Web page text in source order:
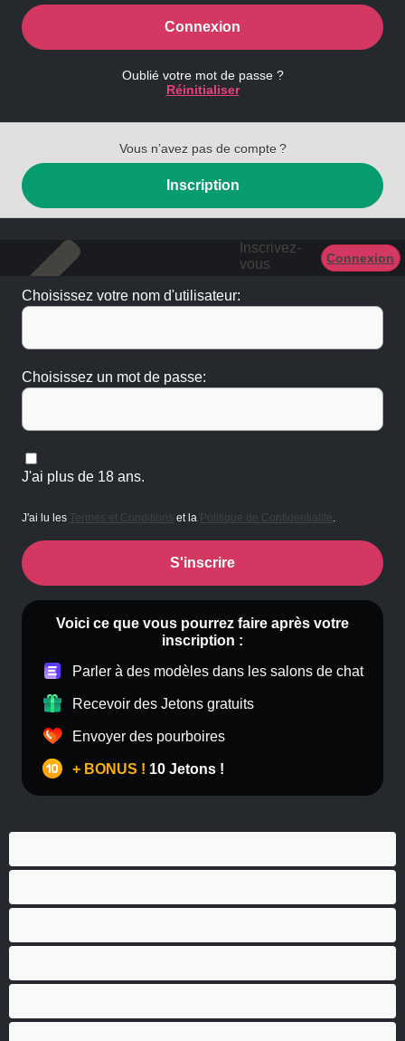
Connexion
Oublié votre mot de passe ?
Réinitialiser
Vous n’avez pas de compte ?
Inscription
Inscrivez-
vous
Connexion
Choisissez votre nom d'utilisateur:
Choisissez un mot de passe:
J'ai plus de 18 ans.
J'ai lu les Termes et Conditions et la Politique de Confidentialité.
S'inscrire
Voici ce que vous pourrez faire après votre
inscription :
Parler à des modèles dans les salons de chat
Recevoir des Jetons gratuits
Envoyer des pourboires
+ BONUS ! 10 Jetons !